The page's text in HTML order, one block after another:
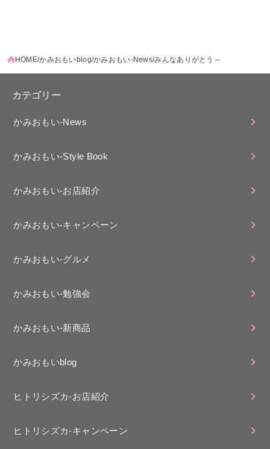
HOME かみおもいblog かみおもい-News みんなありがとう～
カテゴリー
かみおもい-News
かみおもい-Style Book
かみおもい-お店紹介
かみおもい-キャンペーン
かみおもい-グルメ
かみおもい-勉強会
かみおもい-新商品
かみおもいblog
ヒトリシズカ-お店紹介
ヒトリシズカ-キャンペーン